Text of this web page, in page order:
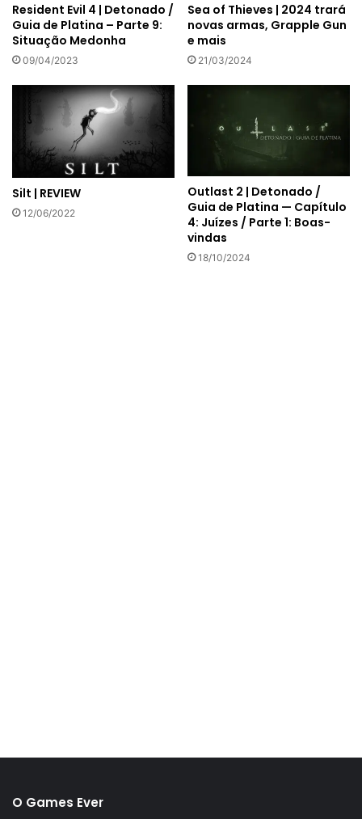
Resident Evil 4 | Detonado /
Guia de Platina – Parte 9:
Situação Medonha
09/04/2023
Sea of Thieves | 2024 trará
novas armas, Grapple Gun
e mais
21/03/2024
Silt | REVIEW
12/06/2022
Outlast 2 | Detonado /
Guia de Platina — Capítulo
4: Juízes / Parte 1: Boas-
vindas
18/10/2024
O Games Ever